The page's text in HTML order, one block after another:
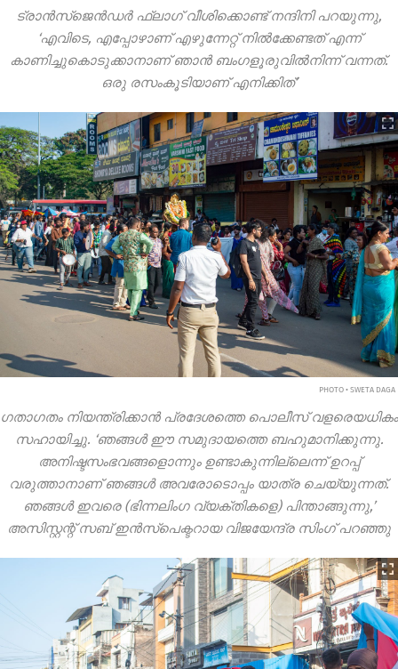
ട്രാൻസ്‌ജെൻഡർ ഫ്ലാഗ് വീശിക്കൊണ്ട് നന്ദിനി പറയുന്നു,
‘എവിടെ, എപ്പോഴാണ് എഴുന്നേറ്റ് നിൽക്കേണ്ടത് എന്ന്
കാണിച്ചുകൊടുക്കാനാണ് ഞാൻ ബംഗളൂരുവിൽനിന്ന് വന്നത്.
ഒരു രസംകൂടിയാണ് എനിക്കിത്’
PHOTO • SWETA DAGA
ഗതാഗതം നിയന്ത്രിക്കാൻ പ്രദേശത്തെ പൊലീസ് വളരെയധികം
സഹായിച്ചു. ‘ഞങ്ങൾ ഈ സമുദായത്തെ ബഹുമാനിക്കുന്നു.
അനിഷ്ടസംഭവങ്ങളൊന്നും ഉണ്ടാകുന്നില്ലെന്ന് ഉറപ്പ്
വരുത്താനാണ് ഞങ്ങൾ അവരോടൊപ്പം യാത്ര ചെയ്യുന്നത്.
ഞങ്ങൾ ഇവരെ (ഭിന്നലിംഗ വ്യക്തികളെ) പിന്താങ്ങുന്നു,’
അസിസ്റ്റന്റ് സബ് ഇൻസ്പെക്ടറായ വിജയേന്ദ്ര സിംഗ് പറഞ്ഞു